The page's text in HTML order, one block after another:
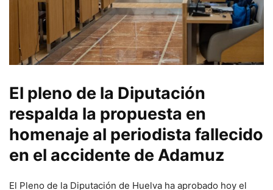
El pleno de la Diputación
respalda la propuesta en
homenaje al periodista fallecido
en el accidente de Adamuz
El Pleno de la Diputación de Huelva ha aprobado hoy el